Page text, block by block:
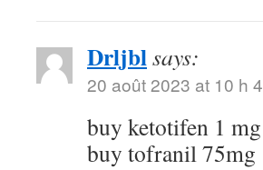
Drljblsays:
20 août 2023 at 10 h
buy ketotifen 1
buy tofranil 75mg